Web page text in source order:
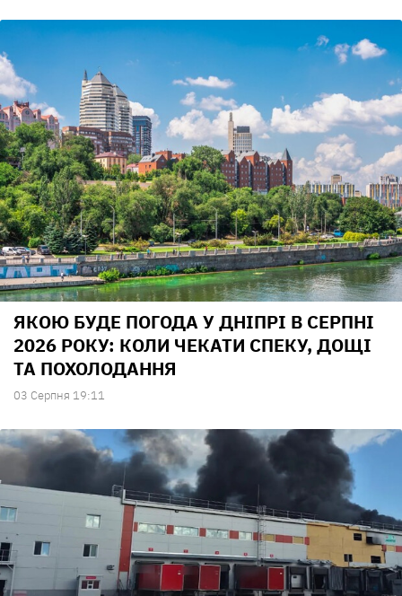
ЯКОЮ БУДЕ ПОГОДА У ДНІПРІ В СЕРПНІ
2026 РОКУ: КОЛИ ЧЕКАТИ СПЕКУ, ДОЩІ
ТА ПОХОЛОДАННЯ
03 Серпня 19:11